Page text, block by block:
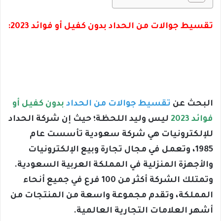
تقسيط جوالات من الحداد بدون كفيل أو فوائد 2023:
البحث عن تقسيط جوالات من الحداد بدون كفيل أو
فوائد 2023
ليس وليد اللحظة؛ حيث إن شركة الحداد
للإلكترونيات هي شركة سعودية تأسست عام
1985، وتعمل في مجال تجارة وبيع الإلكترونيات
والأجهزة المنزلية في المملكة العربية السعودية.
وتمتلك الشركة أكثر من 100 فرع في جميع أنحاء
المملكة، وتقدم مجموعة واسعة من المنتجات من
أشهر العلامات التجارية العالمية.